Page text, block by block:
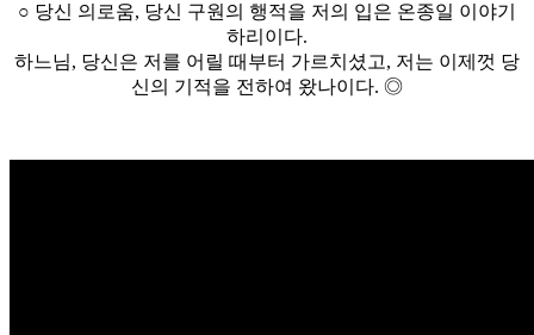
○ 당신 의로움, 당신 구원의 행적을 저의 입은 온종일 이야기
하리이다.
하느님, 당신은 저를 어릴 때부터 가르치셨고, 저는 이제껏 당
신의 기적을 전하여 왔나이다. ◎